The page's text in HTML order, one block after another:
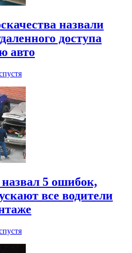
назвали
доступа
авто
5 ошибок,
все водители